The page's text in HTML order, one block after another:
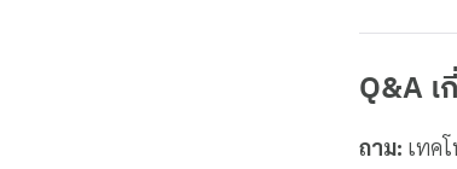
Q&A เ
ถาม: เทค